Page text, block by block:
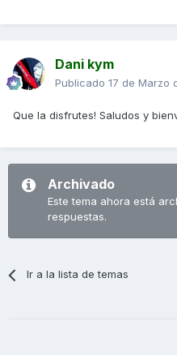
Dani kym
Publicado 17 de Marzo
Que la disfrutes! Saludos y
Archivado
Este tema ahora está
respuestas.
Ir a la lista de temas